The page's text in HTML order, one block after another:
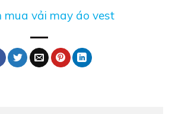
mua vải may áo vest